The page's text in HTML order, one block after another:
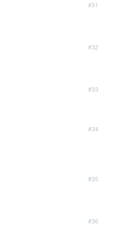
#31
#32
#33
#34
#35
#36